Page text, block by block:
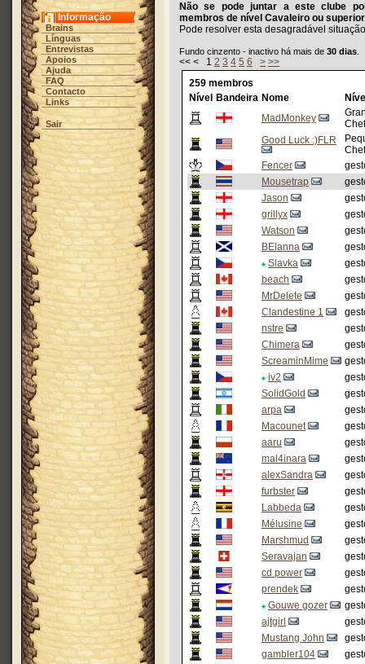
Informação
Brains
Línguas
Entrevistas
Apoios
Ajuda
FAQ
Contacto
Links
Sair
Não se pode juntar a este clube
membros de nível Cavaleiro ou
Pode resolver esta desagradável
Fundo cinzento - inactivo há mais de 30 dias
<< < 1 2 3 4 5 6 > >>
259 membros
Nível
Bandeira Nome
MadMonkey
Good Luck :)FLR
Fencer
Mousetrap
Jason
grillyx
Watson
BElanna
Slavka
beach
MrDelete
Clandestine 1
nstre
Chimera
ScreaminMime
iv2
SolidGold
arpa
Macounet
aaru
mal4inara
alexSandra
furbster
Labbeda
Mélusine
Marshmud
Seravajan
cd power
prendek
Gouwe gozer
ajtgirl
Mustang John
gambler104